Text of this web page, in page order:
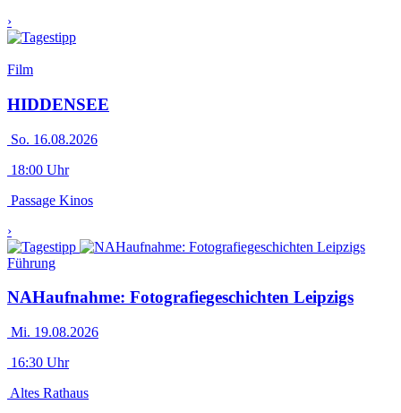
›
Film
HIDDENSEE
So. 16.08.2026
18:00 Uhr
Passage Kinos
›
Führung
NAHaufnahme: Fotografiegeschichten Leipzigs
Mi. 19.08.2026
16:30 Uhr
Altes Rathaus